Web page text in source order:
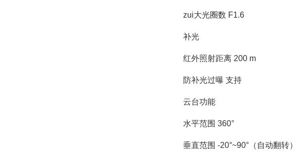
zui大光圈数 F1.6
补光
红外照射距离 200 m
防补光过曝 支持
云台功能
水平范围 360°
垂直范围 -20°~90°（自动翻转）